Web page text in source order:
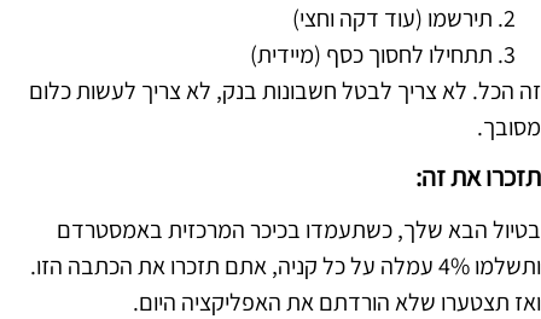
תירשמו (עוד דקה וחצי)
תתחילו לחסוך כסף (מיידית)
זה הכל. לא צריך לבטל חשבונות בנק, לא צריך לעשות כלום
מסובך.
תזכרו את זה:
בטיול הבא שלך, כשתעמדו בכיכר המרכזית באמסטרדם
ותשלמו 4% עמלה על כל קניה, אתם תזכרו את הכתבה הזו.
ואז תצטערו שלא הורדתם את האפליקציה היום.